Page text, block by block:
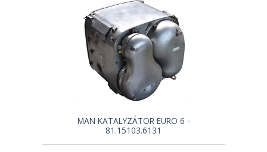
MAN KATALYZÁTOR EURO 6 -
81.15103.6131